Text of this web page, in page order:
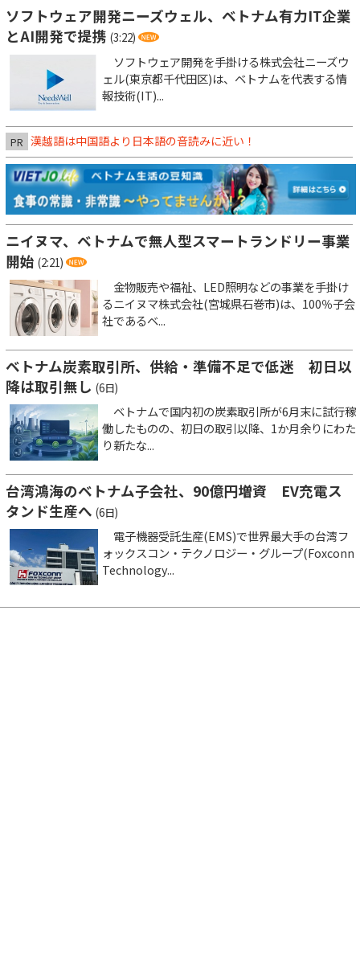
ソフトウェア開発ニーズウェル、ベトナム有力IT企業
とAI開発で提携 (3:22)
ソフトウェア開発を手掛ける株式会社ニーズウ
ェル(東京都千代田区)は、ベトナムを代表する情
報技術(IT)...
PR 漢越語は中国語より日本語の音読みに近い！
ニイヌマ、ベトナムで無人型スマートランドリー事業
開始 (2:21)
金物販売や福祉、LED照明などの事業を手掛け
るニイヌマ株式会社(宮城県石巻市)は、100％子会
社であるベ...
ベトナム炭素取引所、供給・準備不足で低迷 初日以
降は取引無し (6日)
ベトナムで国内初の炭素取引所が6月末に試行稼
働したものの、初日の取引以降、1か月余りにわた
り新たな...
台湾鴻海のベトナム子会社、90億円増資 EV充電ス
タンド生産へ (6日)
電子機器受託生産(EMS)で世界最大手の台湾フ
ォックスコン・テクノロジー・グループ(Foxconn
Technology...